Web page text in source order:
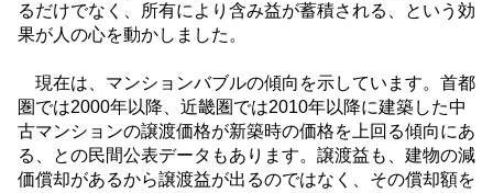
るだけでなく、所有により含み益が蓄積される、という効
果が人の心を動かしました。
現在は、マンションバブルの傾向を示しています。首都
圏では2000年以降、近畿圏では2010年以降に建築した中
古マンションの譲渡価格が新築時の価格を上回る傾向にあ
る、との民間公表データもあります。譲渡益も、建物の減
価償却があるから譲渡益が出るのではなく、その償却額を